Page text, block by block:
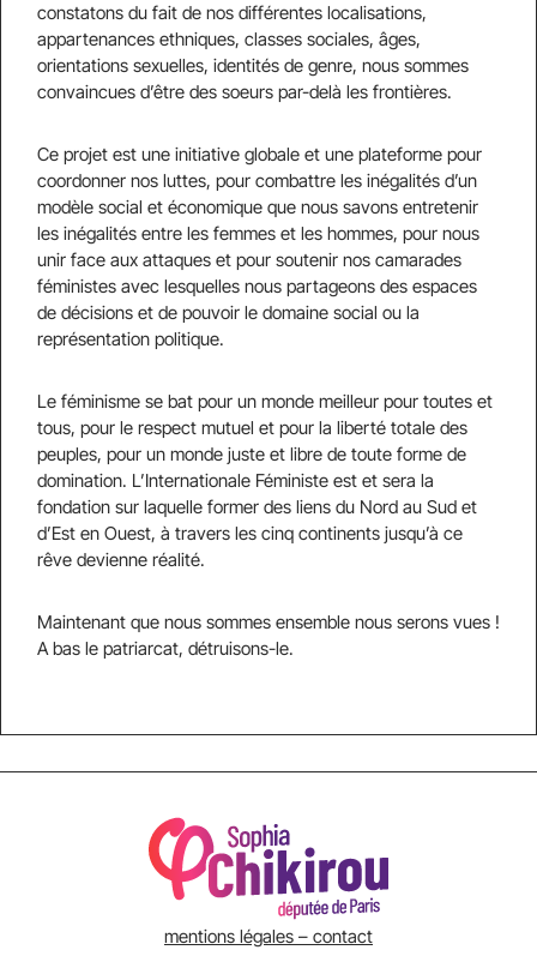
constatons du fait de nos différentes localisations,
appartenances ethniques, classes sociales, âges,
orientations sexuelles, identités de genre, nous sommes
convaincues d’être des soeurs par-delà les frontières.
Ce projet est une initiative globale et une plateforme pour
coordonner nos luttes, pour combattre les inégalités d’un
modèle social et économique que nous savons entretenir
les inégalités entre les femmes et les hommes, pour nous
unir face aux attaques et pour soutenir nos camarades
féministes avec lesquelles nous partageons des espaces
de décisions et de pouvoir le domaine social ou la
représentation politique.
Le féminisme se bat pour un monde meilleur pour toutes et
tous, pour le respect mutuel et pour la liberté totale des
peuples, pour un monde juste et libre de toute forme de
domination. L’Internationale Féministe est et sera la
fondation sur laquelle former des liens du Nord au Sud et
d’Est en Ouest, à travers les cinq continents jusqu’à ce
rêve devienne réalité.
Maintenant que nous sommes ensemble nous serons vues !
A bas le patriarcat, détruisons-le.
mentions légales – contact